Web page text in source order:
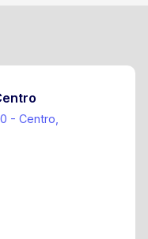
altos
-
mercado - 2 lagos
- Centro,